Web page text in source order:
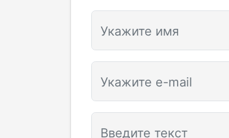
Укажите имя
Укажите e-mail
Введите текст